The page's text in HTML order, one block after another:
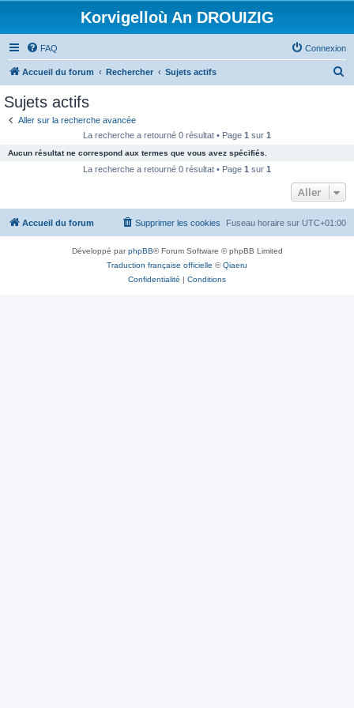
Korvigelloù An DROUIZIG
FAQ Connexion
Accueil du forum Rechercher Sujets actifs
c
e
Sujets actifs
Aller sur la recherche avancée
La recherche a retourné 0 résultat • Page 1 sur 1
Aucun résultat ne correspond aux termes que vous avez spécifiés.
La recherche a retourné 0 résultat • Page 1 sur 1
Aller
Accueil du forum Fuseau horaire sur UTC+01:00
Supprimer les cookies
Développé parphpBB® Forum Software © phpBB Limited
Traduction française officielle ©Qiaeru
Confidentialité | Conditions